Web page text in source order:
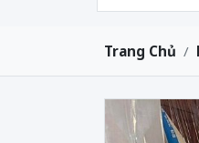
Trang Chủ